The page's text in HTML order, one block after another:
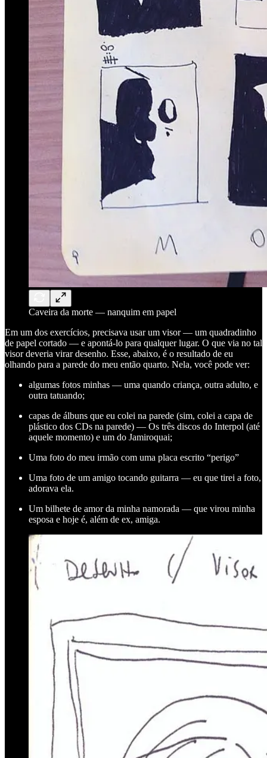
Caveira da morte — nanquim em papel
Em um dos exercícios, precisava usar um visor — um quadradinho
de papel cortado — e apontá-lo para qualquer lugar. O que via no tal
visor deveria virar desenho. Esse, abaixo, é o resultado de eu
olhando para a parede do meu então quarto. Nela, você pode ver:
algumas fotos minhas — uma quando criança, outra adulto, e
outra tatuando;
capas de álbuns que eu colei na parede (sim, colei a capa de
plástico dos CDs na parede) — Os três discos do Interpol (até
aquele momento) e um do Jamiroquai;
Uma foto do meu irmão com uma placa escrito “perigo”
Uma foto de um amigo tocando guitarra — eu que tirei a foto,
adorava ela.
Um bilhete de amor da minha namorada — que virou minha
esposa e hoje é, além de ex, amiga.